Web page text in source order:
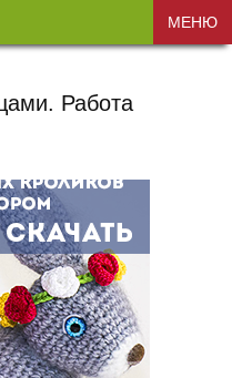
Работа
МЕНЮ